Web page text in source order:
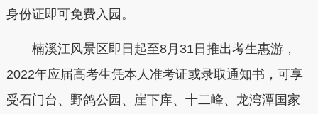
身份证即可免费入园。
楠溪江风景区即日起至8月31日推出考生惠游，
2022年应届高考生凭本人准考证或录取通知书，可享
受石门台、野鸽公园、崖下库、十二峰、龙湾潭国家